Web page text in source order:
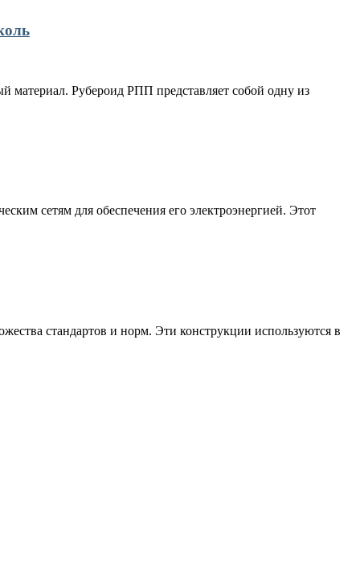
материал. Рубероид РПП представляет собой одну из
сетям для обеспечения его электроэнергией. Этот
стандартов и норм. Эти конструкции используются в